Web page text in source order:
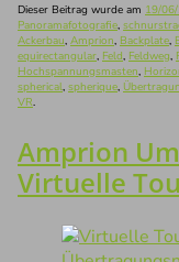
Dieser Beitrag wurde am 19/
Panoramafotografie,
Ackerbau, Amprion, Backplate,
equirectangular, Feld, Feldweg,
Hochspannungsmasten,
spherical, spherique,
VR.
Amprion
Virtuelle